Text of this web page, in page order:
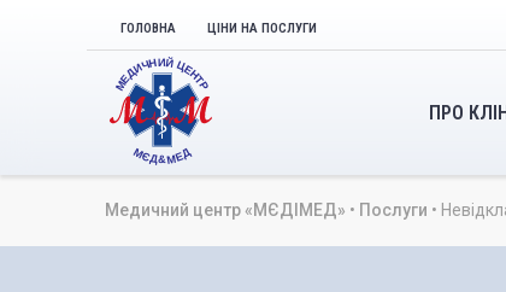
ГОЛОВНА ЦІНИ НА ПОСЛУГИ
ПРО
Медичний центр «МЄДІМЕД» • Послуги •